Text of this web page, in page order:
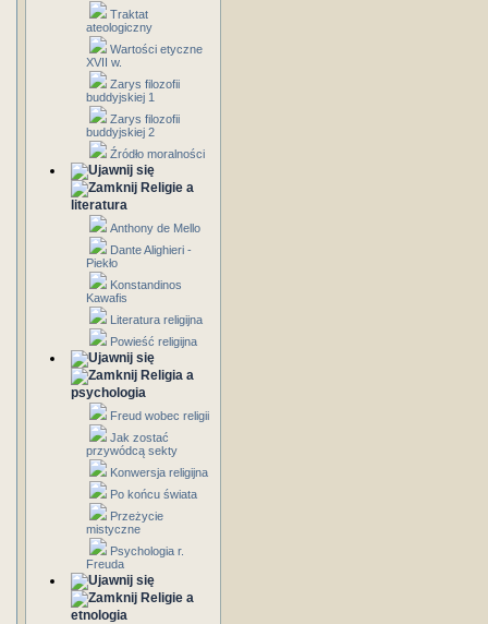
Traktat
ateologiczny
Wartości etyczne
XVII w.
Zarys filozofii
buddyjskiej 1
Zarys filozofii
buddyjskiej 2
Źródło moralności
Religie a
literatura
Anthony de Mello
Dante Alighieri -
Piekło
Konstandinos
Kawafis
Literatura religijna
Powieść religijna
Religia a
psychologia
Freud wobec religii
Jak zostać
przywódcą sekty
Konwersja religijna
Po końcu świata
Przeżycie
mistyczne
Psychologia r.
Freuda
Religie a
etnologia